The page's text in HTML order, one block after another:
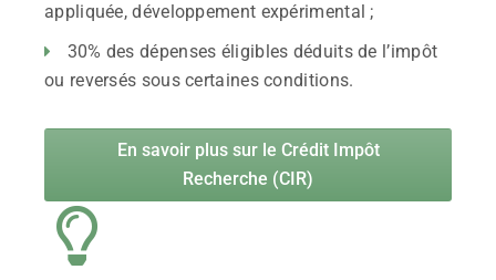
appliquée, développement expérimental ;
30% des dépenses éligibles déduits de l’impôt
ou reversés sous certaines conditions.
En savoir plus sur le Crédit Impôt
Recherche (CIR)